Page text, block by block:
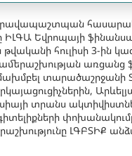
իրավապաշտպան
ԻԼԳԱ Եվրոպայի
թվականի հուլիսի 3-ին
առցանց
տարածաշրջանի
տրանս
ԼԳԲՏԻՔ